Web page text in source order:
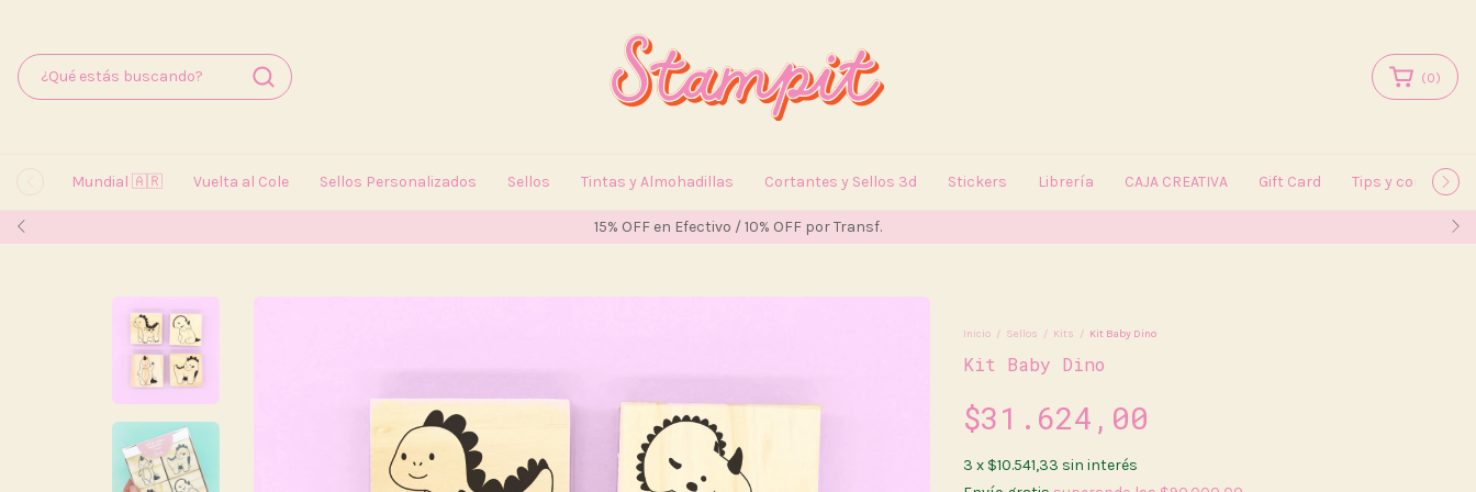
15% OFF en Efectivo / 10% OFF por Transf.
(0)
Mundial 🇦🇷 Vuelta al Cole Sellos Personalizados Sellos Tintas y Almohadillas Cortantes y Sellos 3d Stickers Librería CAJA CREATIVA Gift Card Tips y consejos
Inicio / Sellos / Kits / Kit Baby Dino
Kit Baby Dino
$31.624,00
3 x $10.541,33 sin interés